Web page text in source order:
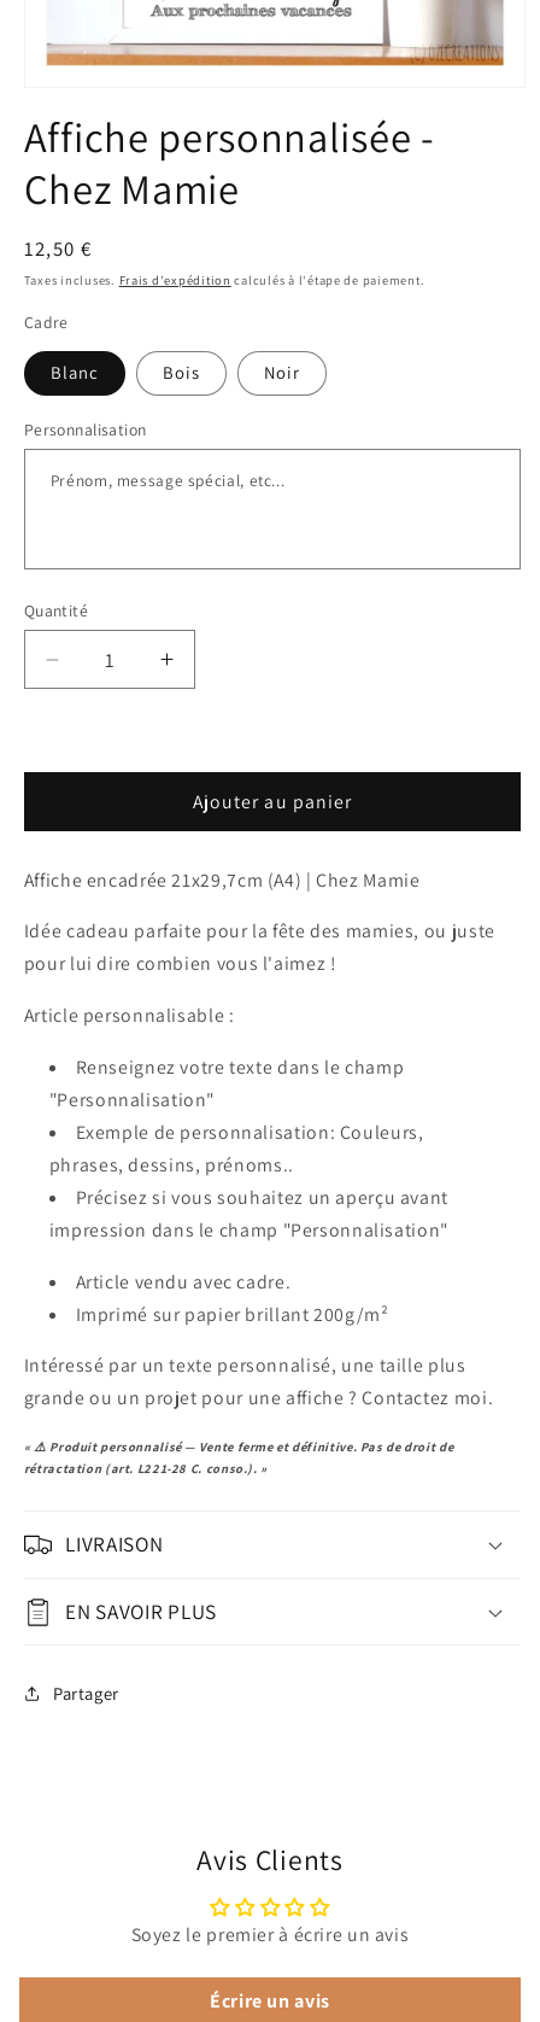
média
1
une
fenêtre
Affiche personnalisée -
Chez Mamie
Prix
habituel
12,50 €
Taxes incluses. Frais d'expédition calculés à l'étape de paiement.
Cadre
Blanc Bois Noir
Personnalisation
Quantité
Réduire
la
Affiche
personnalisée
-
Mamie
Augmenter
la
Affiche
personnalisée
-
Mamie
Ajouter au panier
Affiche encadrée 21x29,7cm (A4) | Chez Mamie
Idée cadeau parfaite pour la fête des mamies, ou juste
pour lui dire combien vous l'aimez !
Article personnalisable :
Renseignez votre texte dans le champ
"Personnalisation"
Exemple de personnalisation: Couleurs,
phrases, dessins, prénoms..
Précisez si vous souhaitez un aperçu avant
impression dans le champ "Personnalisation"
Article vendu avec cadre.
Imprimé sur papierbrillant 200g/m²
Intéressé par un texte personnalisé, une taille plus
grande ou un projet pour une affiche ? Contactez moi.
« ⚠️ Produit personnalisé — Vente ferme et définitive. Pas de droit de
rétractation (art. L221-28 C. conso.). »
LIVRAISON
EN SAVOIR PLUS
Partager
Avis Clients
Soyez le premier à écrire un avis
Écrire un avis